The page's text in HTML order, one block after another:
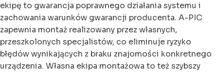
ekipę to gwarancja poprawnego działania systemu i
zachowania warunków gwarancji producenta. A-PIC
zapewnia montaż realizowany przez własnych,
przeszkolonych specjalistów, co eliminuje ryzyko
błędów wynikających z braku znajomości konkretnego
urządzenia. Własna ekipa montażowa to też szybszy